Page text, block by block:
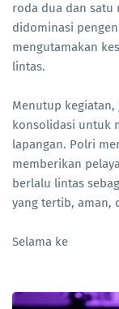
roda dua dan satu
didominasi
mengutamakan
lintas.
Menutup
konsolidasi untuk
lapangan. Polri
memberikan
berlalu lintas
yang tertib, aman,
Selama ke